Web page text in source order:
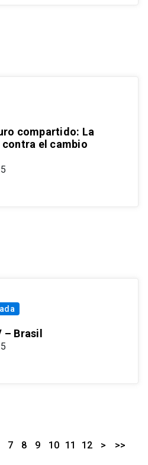
compartido: La
el cambio
– Brasil
7 8 9 10 11 12 > >>